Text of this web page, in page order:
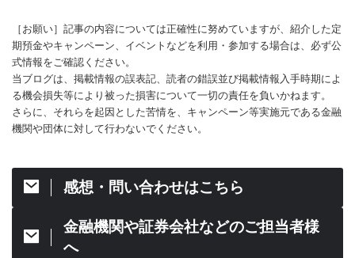
［お願い］記事の内容については正確性に努めていますが、紹介した定
期預金やキャンペーン、イベントなどを利用・参加する場合は、必ず公
式情報をご確認ください。
当ブログは、掲載情報の誤表記、読者の錯誤並び掲載情報入手時期によ
る機会損失等により被った損害について一切の責任を負いかねます。
さらに、それらを起因とした苦情を、キャンペーン等実施元である金融
機関や団体に対して行わないでください。
感想・問い合わせはこちら
金融機関や証券会社などのご担当者様
へ